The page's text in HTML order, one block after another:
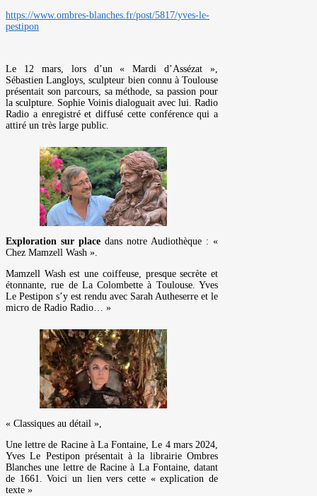
https://www.ombres-blanches.fr/post/5817/yves-le-
pestipon
Le 12 mars, lors d’un « Mardi d’Assézat »,
Sébastien Langloys, sculpteur bien connu à Toulouse
présentait son parcours, sa méthode, sa passion pour
la sculpture. Sophie Voinis dialoguait avec lui. Radio
Radio a enregistré et diffusé cette conférence qui a
attiré un très large public.
Exploration sur place dans notre Audiothèque : «
Chez Mamzell Wash ».
Mamzell Wash est une coiffeuse, presque secrète et
étonnante, rue de La Colombette à Toulouse. Yves
Le Pestipon s’y est rendu avec Sarah Autheserre et le
micro de Radio Radio… »
« Classiques au détail »,
Une lettre de Racine à La Fontaine, Le 4 mars 2024,
Yves Le Pestipon présentait à la librairie Ombres
Blanches une lettre de Racine à La Fontaine, datant
de 1661. Voici un lien vers cette « explication de
texte »